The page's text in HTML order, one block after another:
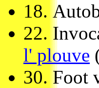
18.
22.
l' plouve
30.Foot